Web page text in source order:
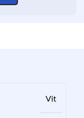
Vit